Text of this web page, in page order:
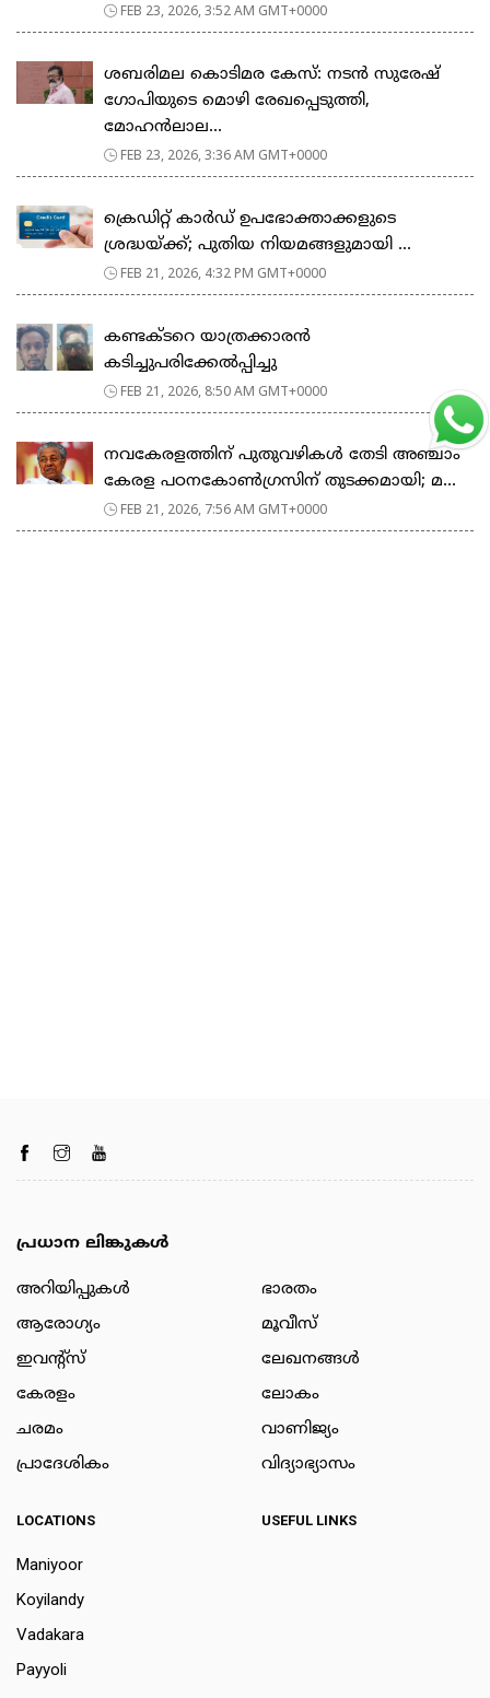
FEB 23, 2026, 3:52 AM GMT+0000
ശബരിമല കൊടിമര കേസ്: നടൻ സുരേഷ്
ഗോപിയുടെ മൊഴി രേഖപ്പെടുത്തി,
മോഹൻലാല...
FEB 23, 2026, 3:36 AM GMT+0000
ക്രെഡിറ്റ് കാർഡ് ഉപഭോക്താക്കളുടെ
ശ്രദ്ധയ്ക്ക്; പുതിയ നിയമങ്ങളുമായി ...
FEB 21, 2026, 4:32 PM GMT+0000
കണ്ടക്ടറെ യാത്രക്കാരൻ
കടിച്ചുപരിക്കേൽപ്പിച്ചു
FEB 21, 2026, 8:50 AM GMT+0000
നവകേരളത്തിന് പുതുവഴികൾ തേടി അഞ്ചാം
കേരള പഠനകോൺഗ്രസിന് തുടക്കമായി; മ...
FEB 21, 2026, 7:56 AM GMT+0000
പ്രധാന ലിങ്കുകൾ
അറിയിപ്പുകള്‍
ആരോഗ്യം
ഇവന്റ്സ്
കേരളം
ചരമം
പ്രാദേശികം
ഭാരതം
മൂവീസ്
ലേഖനങ്ങള്‍
ലോകം
വാണിജ്യം
വിദ്യാഭ്യാസം
LOCATIONS
Maniyoor
Koyilandy
Vadakara
Payyoli
USEFUL LINKS